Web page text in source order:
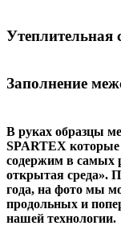
Утеплительная
Заполнение
В руках образцы
SPARTEX которые
содержим в самых
открытая среда».
года, на фото мы
продольных и
нашей технологии.